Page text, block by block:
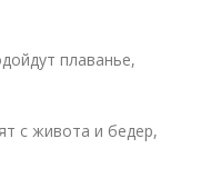
плаванье,
с живота и бедер,